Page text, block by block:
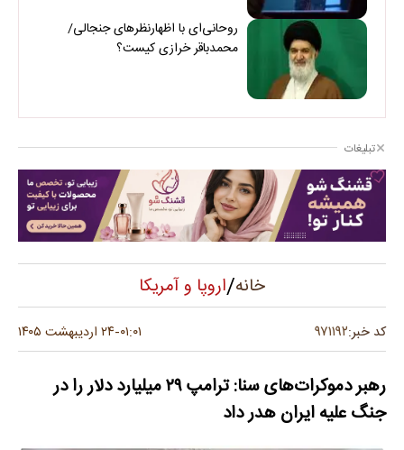
روحانی‌ای با اظهارنظرهای جنجالی/
محمدباقر خرازی کیست؟
تبلیغات
خانه/اروپا و آمریکا
کد خبر:۹۷۱۱۹۲ ۰۱:۰۱-۲۴ اردیبهشت ۱۴۰۵
رهبر دموکرات‌های سنا: ترامپ ۲۹ میلیارد دلار را در
جنگ علیه ایران هدر داد